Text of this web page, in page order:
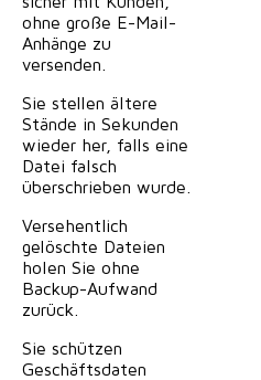
ohne große E-Mail-
Anhänge zu
versenden.
Sie stellen ältere
Stände in Sekunden
wieder her, falls eine
Datei falsch
überschrieben wurde.
Versehentlich
gelöschte Dateien
holen Sie ohne
Backup-Aufwand
zurück.
Sie schützen
Geschäftsdaten